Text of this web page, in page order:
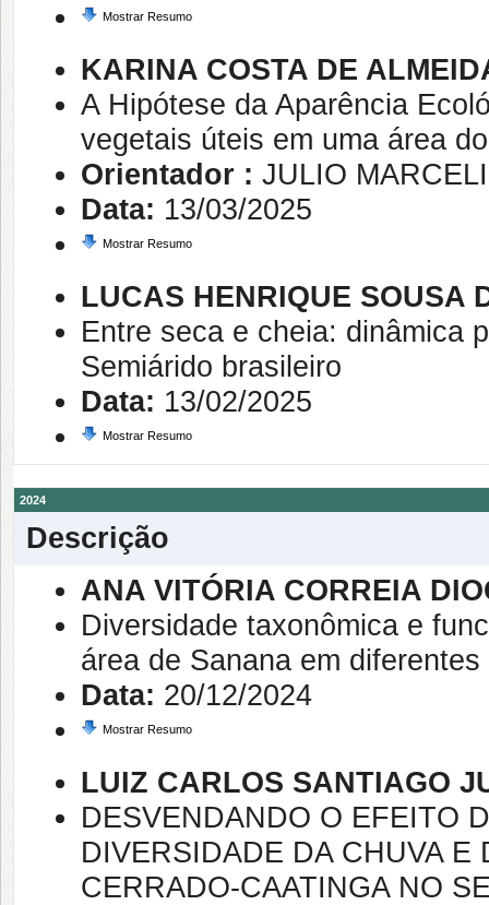
Mostrar Resumo
KARINA COSTA DE
A Hipótese da Aparência
vegetais úteis em uma área
Orientador : JULIO
Data: 13/03/2025
Mostrar Resumo
LUCAS HENRIQUE SOUSA
Entre seca e cheia: dinâmica
Semiárido brasileiro
Data: 13/02/2025
Mostrar Resumo
2024
Descrição
ANA VITÓRIA CORREIA
Diversidade taxonômica e
área de Sanana em
Data: 20/12/2024
Mostrar Resumo
LUIZ CARLOS SANTIAGO
DESVENDANDO O EFEITO
DIVERSIDADE DA CHUVA
CERRADO-CAATINGA NO